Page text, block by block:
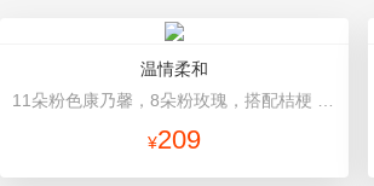
温情柔和
¥209